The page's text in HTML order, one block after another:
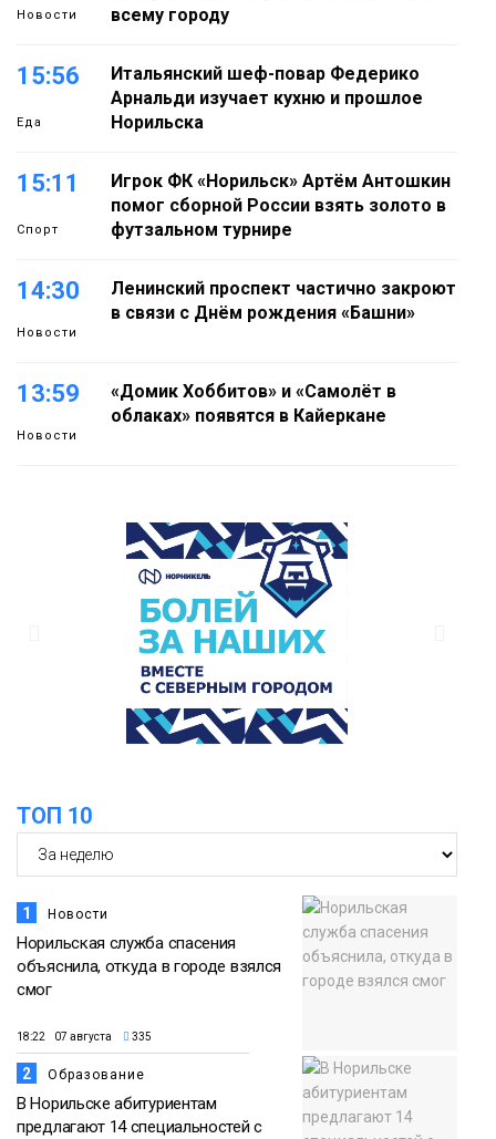
Новости
всему городу
15:56
Еда
Итальянский шеф-повар Федерико
Арнальди изучает кухню и прошлое
Норильска
15:11
Спорт
Игрок ФК «Норильск» Артём Антошкин
помог сборной России взять золото в
футзальном турнире
14:30
Новости
Ленинский проспект частично закроют
в связи с Днём рождения «Башни»
13:59
Новости
«Домик Хоббитов» и «Самолёт в
облаках» появятся в Кайеркане
будут зябкими, пасмурными и
дождливыми
Как в Норильске помогают женщинам
из исправительного центра
адаптироваться к жизни
ТОП 10
1 Новости
Норильская служба спасения
объяснила, откуда в городе взялся
смог
18:22 07 августа 335
2 Образование
В Норильске абитуриентам
предлагают 14 специальностей с